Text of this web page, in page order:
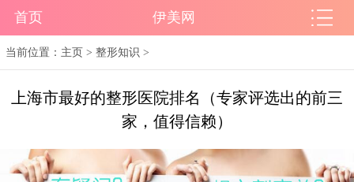
首页 伊美网
当前位置： 主页 >整形知识 >
上海市最好的整形医院排名（专家评选出的前三
家，值得信赖）